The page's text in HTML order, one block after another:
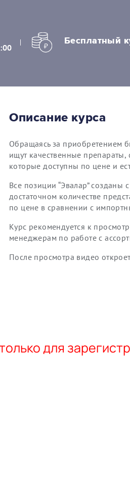
Бесплатный
Описание курса
Обращаясь за приобретением
ищут качественные
которые доступны по цене и
Все позиции “Эвалар” созданы
достаточном количестве
по цене в сравнении с
Курс рекомендуется к
менеджерам по работе с
После просмотра видео
для